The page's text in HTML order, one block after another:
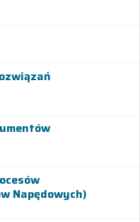
Napędowych)